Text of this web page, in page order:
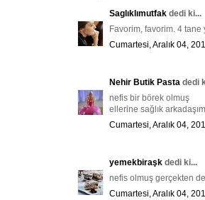
Saglıklımutfak dedi ki...
Favorim, favorim. 4 tane
Cumartesi, Aralık 04,
Nehir Butik Pasta dedi
nefis bir börek olmuş
ellerine sağlık arkadaşım
Cumartesi, Aralık 04,
yemekbiraşk dedi ki...
nefis olmuş gerçekten
Cumartesi, Aralık 04,